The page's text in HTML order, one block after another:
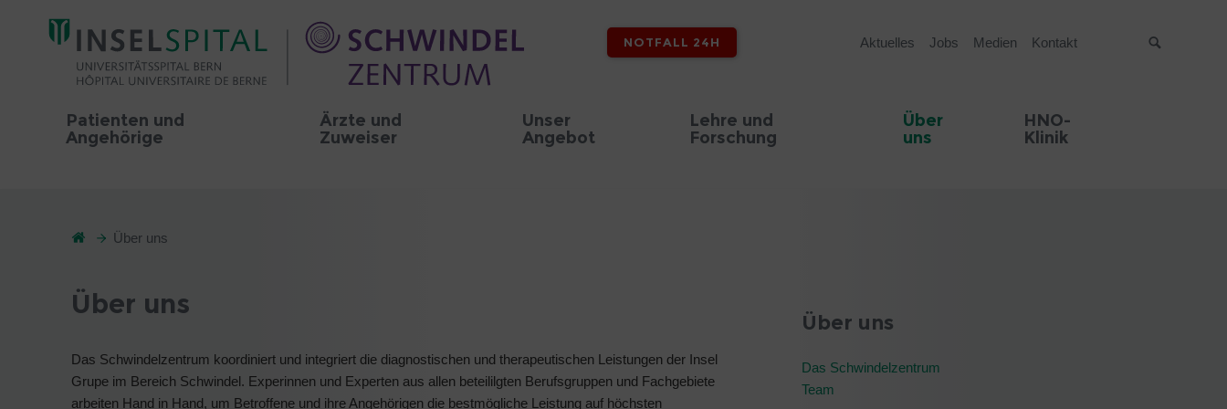
NOTFALL 24H Aktuelles Jobs Medien Kontakt
Patienten und
Angehörige
Ärzte und
Zuweiser
Unser
Angebot
Lehre und
Forschung
Über
uns
HNO-
Klinik
Über uns
Über uns
Das Schwindelzentrum koordiniert und integriert die diagnostischen und therapeutischen Leistungen der Insel
Grupe im Bereich Schwindel. Experinnen und Experten aus allen beteililgten Berufsgruppen und Fachgebiete
arbeiten Hand in Hand, um Betroffene und ihre Angehörigen die bestmögliche Leistung auf höchsten
Über uns
Das Schwindelzentrum
Team